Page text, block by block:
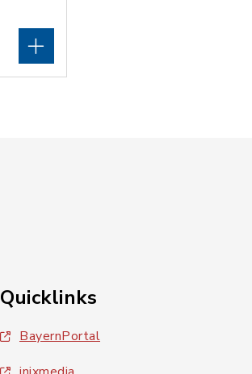
Quicklinks
BayernPortal